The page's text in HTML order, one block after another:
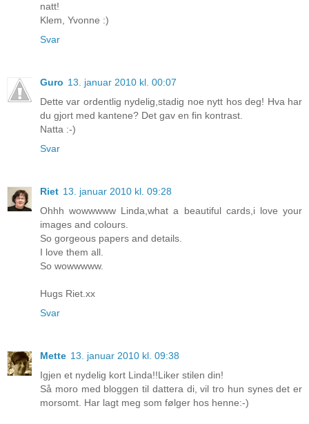
natt!
Klem, Yvonne :)
Svar
Guro 13. januar 2010 kl. 00:07
Dette var ordentlig nydelig,stadig noe nytt hos deg! Hva har
du gjort med kantene? Det gav en fin kontrast.
Natta :-)
Svar
Riet 13. januar 2010 kl. 09:28
Ohhh wowwwww Linda,what a beautiful cards,i love your
images and colours.
So gorgeous papers and details.
I love them all.
So wowwwww.
Hugs Riet.xx
Svar
Mette 13. januar 2010 kl. 09:38
Igjen et nydelig kort Linda!!Liker stilen din!
Så moro med bloggen til dattera di, vil tro hun synes det er
morsomt. Har lagt meg som følger hos henne:-)